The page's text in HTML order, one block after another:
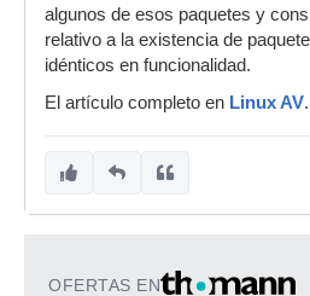
algunos de esos paquetes y
relativo a la existencia de
idénticos en funcionalidad.
El artículo completo en Linux AV.
OFERTAS EN